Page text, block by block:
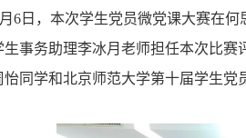
月6日，本次学生党员微党课大赛在
生事务助理李冰月老师担任本次比
怡同学和北京师范大学第十届学生党